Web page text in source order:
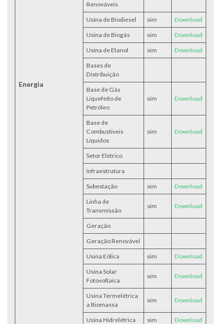
Energia
Renováveis
Usina de Biodiesel sim Download
Usina de Biogás sim Download
Usina de Etanol sim Download
Bases de
Distribuição
Base de Gás
Liquefeito de
Petróleo
sim Download
Base de
Combustíveis
Líquidos
sim Download
Setor Elétrico
Infraestrutura
Subestação sim Download
Linha de
Transmissão
sim Download
Geração
Geração Renovável
Usina Eólica sim Download
Usina Solar
Fotovoltaica
sim Download
Usina Termelétrica
a Biomassa
sim Download
Usina Hidrelétrica sim Download